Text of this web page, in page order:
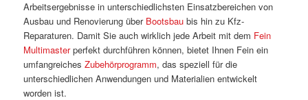
Arbeitsergebnisse in unterschiedlichsten Einsatzbereichen von
Ausbau und Renovierung über Bootsbau bis hin zu Kfz-
Reparaturen. Damit Sie auch wirklich jede Arbeit mit dem Fein
Multimasterperfekt durchführen können, bietet Ihnen Fein ein
umfangreichesZubehörprogramm, das speziell für die
unterschiedlichen Anwendungen und Materialien entwickelt
worden ist.